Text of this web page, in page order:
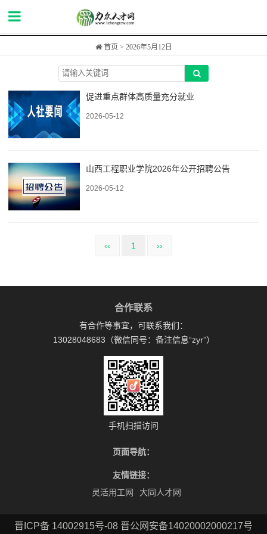
首页 > 2026年5月12日
促进重点群体高质量充分就业
2026-05-12
山西工程职业学院2026年公开招聘公告
2026-05-12
‹‹ 1 ››
合作联系
有合作等事宜，可联系我们：
13028048683（微信同号：备注信息“zyr”）
手机扫描访问
页面导航：
友情链接：
灵活用工网
大同人才网
晋ICP备 14002915号-08 晋公网安备14020002000217号